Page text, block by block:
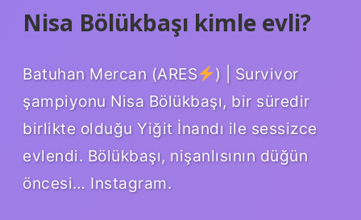
Nisa Bölükbaşı kimle evli?
Batuhan Mercan (ARES
) | Survivor
şampiyonu Nisa Bölükbaşı, bir süredir
birlikte olduğu Yiğit İnandı ile sessizce
evlendi. Bölükbaşı, nişanlısının düğün
öncesi… Instagram.